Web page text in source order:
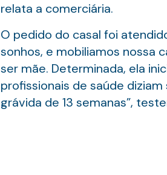
relata a comerciária.
O pedido do casal foi
sonhos, e mobiliamos nossa
ser mãe. Determinada, ela
profissionais de saúde
grávida de 13 semanas”,